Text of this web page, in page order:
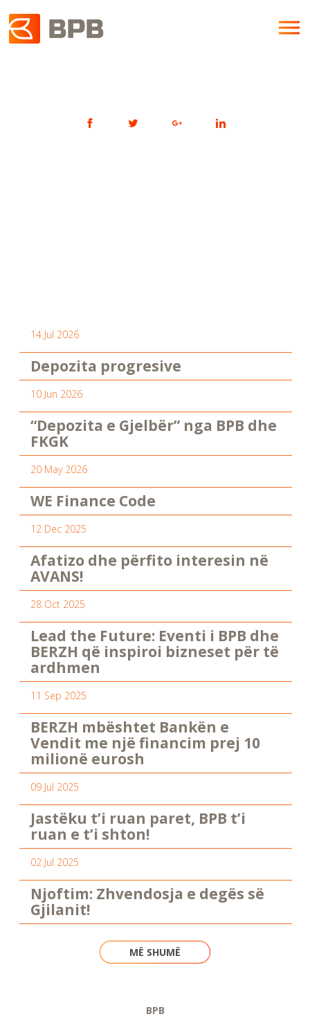
14 Jul 2026
Depozita progresive
10 Jun 2026
“Depozita e Gjelbër” nga BPB dhe
FKGK
20 May 2026
WE Finance Code
12 Dec 2025
Afatizo dhe përfito interesin në
AVANS!
28 Oct 2025
Lead the Future: Eventi i BPB dhe
BERZH që inspiroi bizneset për të
ardhmen
11 Sep 2025
BERZH mbështet Bankën e
Vendit me një financim prej 10
milionë eurosh
09 Jul 2025
Jastëku t’i ruan paret, BPB t’i
ruan e t’i shton!
02 Jul 2025
Njoftim: Zhvendosja e degës së
Gjilanit!
MË SHUMË
BPB